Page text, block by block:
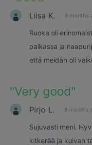
Liisa K. 8 months
Ruoka oli
paikassa ja
että meidän oli
"Very good"
Pirjo L. 8 months
Sujuvasti meni.
kitkerää ja kuivan